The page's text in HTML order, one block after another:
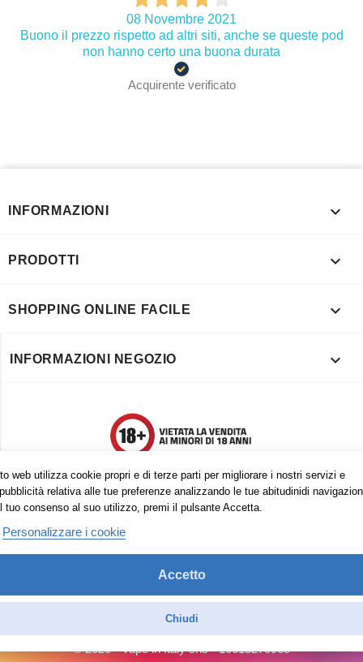
08 Novembre 2021
Buono il prezzo rispetto ad altri siti, anche se queste pod
non hanno certo una buona durata
Acquirente verificato
web utilizza cookie propri e di terze parti per migliorare i nostri servizi e
relativa alle tue preferenze analizzando le tue abitudinidi
tuo consenso al suo utilizzo, premi il pulsante Accetta.
Personalizzare i cookie
Accetto
Chiudi
INFORMAZIONI 
PRODOTTI 
SHOPPING ONLINE FACILE 
INFORMAZIONI NEGOZIO 
Trovaci anche su:
© 2026 - Vape in Italy srls - 10613270965